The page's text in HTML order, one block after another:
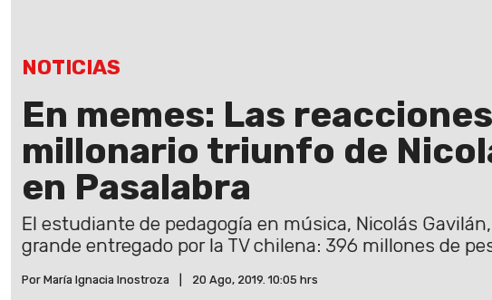
NOTICIAS
En memes: Las
millonario triunfo de
en Pasalabra
El estudiante de pedagogía en música, Nicolás
grande entregado por la TV chilena: 396 millones de
Por María Ignacia Inostroza 20 Ago, 2019. 10:05 hrs